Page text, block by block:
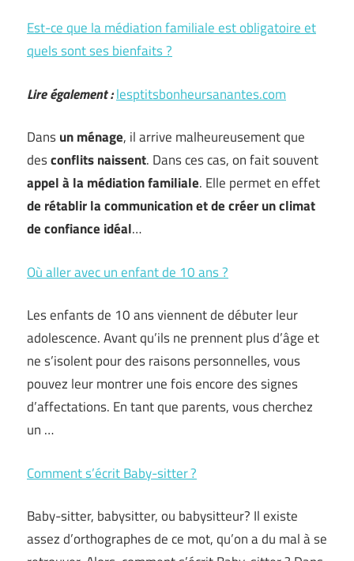
Est-ce que la médiation familiale est obligatoire et
quels sont ses bienfaits ?
Lire également :lesptitsbonheursanantes.com
Dansun ménage, il arrive malheureusement que
desconflits naissent. Dans ces cas, on fait souvent
appel à la médiation familiale. Elle permet en effet
de rétablir la communication et de créer un climat
de confiance idéal…
Où aller avec un enfant de 10 ans ?
Les enfants de 10 ans viennent de débuter leur
adolescence. Avant qu’ils ne prennent plus d’âge et
ne s’isolent pour des raisons personnelles, vous
pouvez leur montrer une fois encore des signes
d’affectations. En tant que parents, vous cherchez
un …
Comment s’écrit Baby-sitter ?
Baby-sitter, babysitter, ou babysitteur? Il existe
assez d’orthographes de ce mot, qu’on a du mal à se